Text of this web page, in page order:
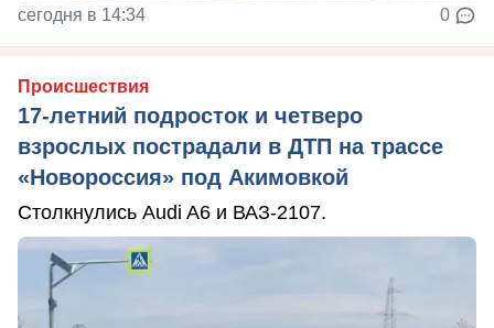
сегодня в 14:34 0
Происшествия
17-летний подросток и четверо
взрослых пострадали в ДТП на трассе
«Новороссия» под Акимовкой
Столкнулись Audi A6 и ВАЗ-2107.